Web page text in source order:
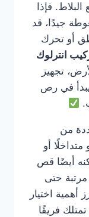
فإذا
جيدًا، قد
أو تحرك
انترلوك
تجهيز
يبدأ في رص
من
متداخلًا أو
أيضًا قص
مرتبة حتى
اختيار
تمتلك فريقًا